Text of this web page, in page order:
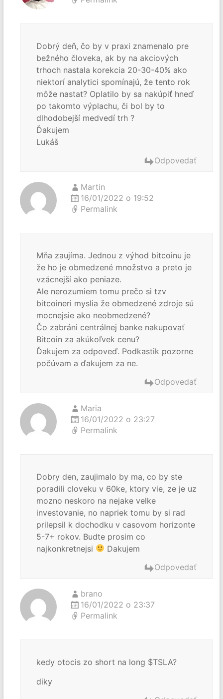
Dobrý deň, čo by v praxi znamenalo pre
bežného človeka, ak by na akciových
trhoch nastala korekcia 20-30-40% ako
niektorí analytici spomínajú, že tento rok
môže nastat? Oplatilo by sa nakúpiť hneď
po takomto výplachu, či bol by to
dlhodobejší medvedí trh ?
Ďakujem
Lukáš
Odpovedať
Martin
16/01/2022 o 19:52
Permalink
Mňa zaujíma. Jednou z výhod bitcoinu je
že ho je obmedzené množstvo a preto je
vzácnejší ako peniaze.
Ale nerozumiem tomu prečo si tzv
bitcoineri myslia že obmedzené zdroje sú
mocnejsie ako neobmedzené?
Čo zabráni centrálnej banke nakupovať
Bitcoin za akúkoľvek cenu?
Ďakujem za odpoveď. Podkastik pozorne
počúvam a ďakujem za ne.
Odpovedať
Maria
16/01/2022 o 23:27
Permalink
Dobry den, zaujimalo by ma, co by ste
poradili cloveku v 60ke, ktory vie, ze je uz
mozno neskoro na nejake velke
investovanie, no napriek tomu by si rad
prilepsil k dochodku v casovom horizonte
5-7+ rokov. Budte prosim co
najkonkretnejsi
Dakujem
Odpovedať
brano
16/01/2022 o 23:37
Permalink
kedy otocis zo short na long $TSLA?
diky